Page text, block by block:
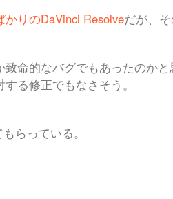
りのDaVinci Resolveだが、
命的なバグでもあったのか
る修正でもなさそう。
らっている。